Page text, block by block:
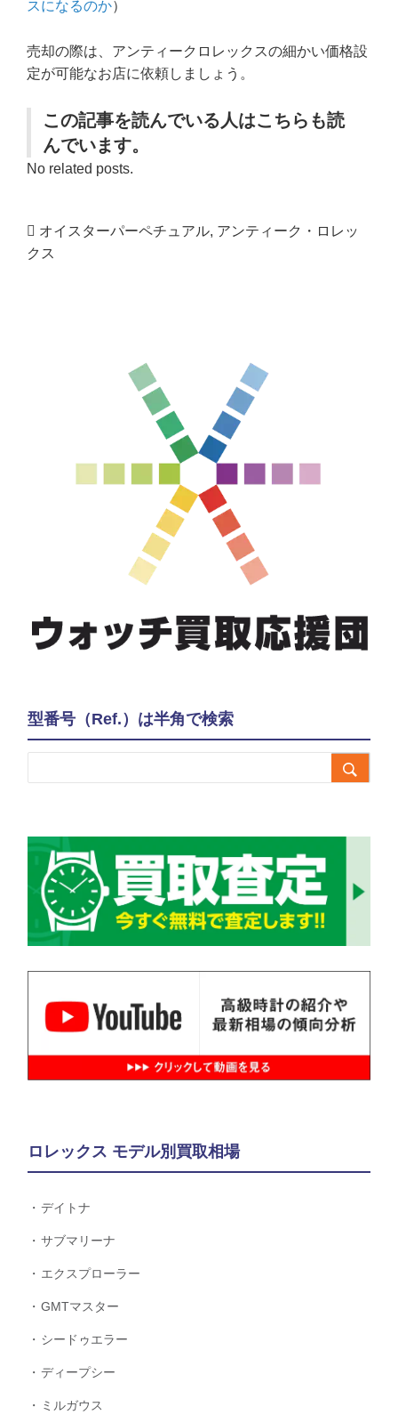
スになるのか）
売却の際は、アンティークロレックスの細かい価格設
定が可能なお店に依頼しましょう。
この記事を読んでいる人はこちらも読
んでいます。
No related posts.
オイスターパーペチュアル, アンティーク・ロレッ
クス
型番号（Ref.）は半角で検索

ロレックス モデル別買取相場
デイトナ
サブマリーナ
エクスプローラー
GMTマスター
シードゥエラー
ディープシー
ミルガウス